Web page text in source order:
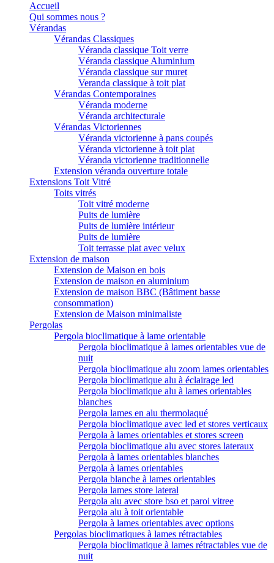
Accueil
Qui sommes nous ?
Vérandas
Vérandas Classiques
Véranda classique Toit verre
Véranda classique Aluminium
Véranda classique sur muret
Veranda classique à toit plat
Vérandas Contemporaines
Véranda moderne
Véranda architecturale
Vérandas Victoriennes
Véranda victorienne à pans coupés
Véranda victorienne à toit plat
Véranda victorienne traditionnelle
Extension véranda ouverture totale
Extensions Toit Vitré
Toits vitrés
Toit vitré moderne
Puits de lumière
Puits de lumière intérieur
Puits de lumière
Toit terrasse plat avec velux
Extension de maison
Extension de Maison en bois
Extension de maison en aluminium
Extension de maison BBC (Bâtiment basse
consommation)
Extension de Maison minimaliste
Pergolas
Pergola bioclimatique à lame orientable
Pergola bioclimatique à lames orientables vue de
nuit
Pergola bioclimatique alu zoom lames orientables
Pergola bioclimatique alu à éclairage led
Pergola bioclimatique alu à lames orientables
blanches
Pergola lames en alu thermolaqué
Pergola bioclimatique avec led et stores verticaux
Pergola à lames orientables et stores screen
Pergola bioclimatique alu avec stores lateraux
Pergola à lames orientables blanches
Pergola à lames orientables
Pergola blanche à lames orientables
Pergola lames store lateral
Pergola alu avec store bso et paroi vitree
Pergola alu à toit orientable
Pergola à lames orientables avec options
Pergolas bioclimatiques à lames rétractables
Pergola bioclimatique à lames rétractables vue de
nuit